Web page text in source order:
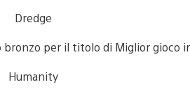
Dredge
Humanity